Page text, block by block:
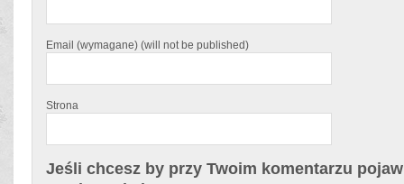
Email (wymagane) (will not be published)
Strona
Jeśli chcesz by przy Twoim komentarzu